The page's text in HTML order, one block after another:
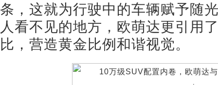
条，这就为行驶中的车辆赋予随
人看不见的地方，欧萌达更引用
比，营造黄金比例和谐视觉。